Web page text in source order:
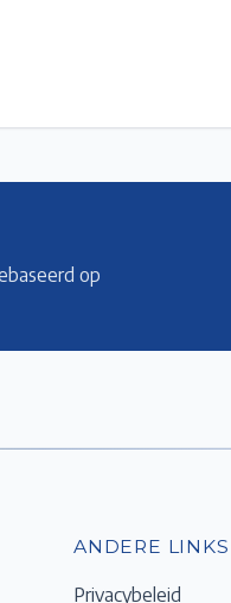
op
ANDERE LINKS
Privacybeleid